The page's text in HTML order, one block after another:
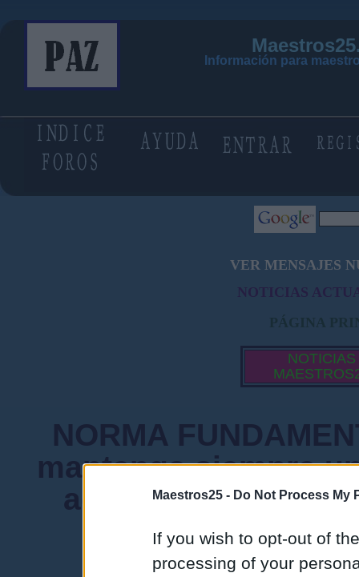
Maestros25 - Do Not Process My
If you wish to opt-out of
processing of your
Información para
VER MENSAJES
NOTICIAS
PÁGINA
NOTICIAS
NORMA
mantenga siempre
admiten mensajes
instituciones